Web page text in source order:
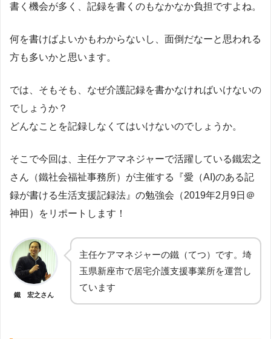
書く機会が多く、記録を書くのもなかなか負担ですよね。
何を書けばよいかもわからないし、面倒だなーと思われる
方も多いかと思います。
では、そもそも、なぜ介護記録を書かなければいけないの
でしょうか？
どんなことを記録しなくてはいけないのでしょうか。
そこで今回は、主任ケアマネジャーで活躍している鐵宏之
さん（鐵社会福祉事務所）が主催する『愛（AI)のある記
録が書ける生活支援記録法』の勉強会（2019年2月9日＠
神田）をリポートします！
鐵 宏之さん
主任ケアマネジャーの鐵（てつ）です。埼
玉県新座市で居宅介護支援事業所を運営し
ています